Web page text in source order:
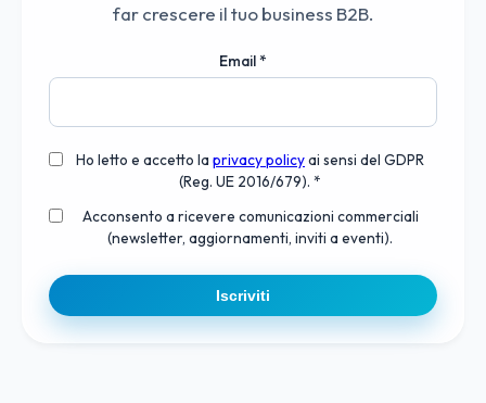
far crescere il tuo business B2B.
Email*
Ho letto e accetto la privacy policyai sensi del GDPR
(Reg. UE 2016/679). *
Acconsento a ricevere comunicazioni commerciali
(newsletter, aggiornamenti, inviti a eventi).
Iscriviti